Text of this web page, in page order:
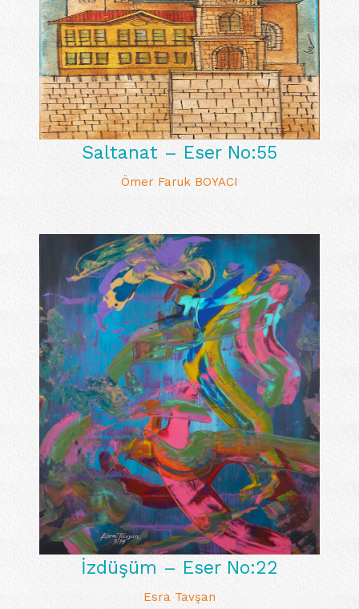
Saltanat – Eser No:55
Ömer Faruk BOYACI
İzdüşüm – Eser No:22
Esra Tavşan